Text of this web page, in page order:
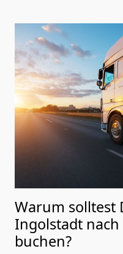
Warum solltest
Ingolstadt
buchen?